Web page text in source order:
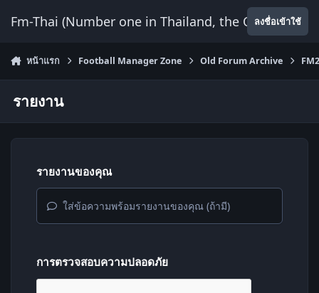
Fm-Thai (Number one in Thailand, the Onlyลงชื่อเข้าใช้
หน้าแรก Football Manager Zone Old Forum Archive
รายงาน
รายงานของคุณ
ใส่ข้อความพร้อมรายงานของคุณ (ถ้ามี)
การตรวจสอบความปลอดภัย